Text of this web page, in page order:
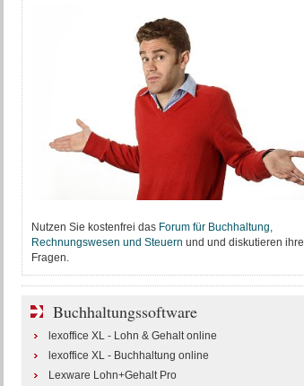
Nutzen Sie kostenfrei das Forum für Buchhaltung,
Rechnungswesen und Steuern und und diskutieren ihre
Fragen.
Buchhaltungssoftware
lexoffice XL - Lohn & Gehalt online
lexoffice XL - Buchhaltung online
Lexware Lohn+Gehalt Pro